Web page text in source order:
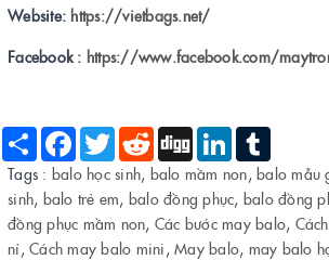
Website: https://vietbags.net/
Facebook : https://www.facebook.com/
Share Facebook
Twitter Reddit Digg LinkedIn
Tags : balo học sinh, balo mầm non, balo mẫu
sinh, balo trẻ em, balo đồng phục, balo đồng
đồng phục mầm non, Các bước may balo,
nỉ, Cách may balo mini , May balo, may balo